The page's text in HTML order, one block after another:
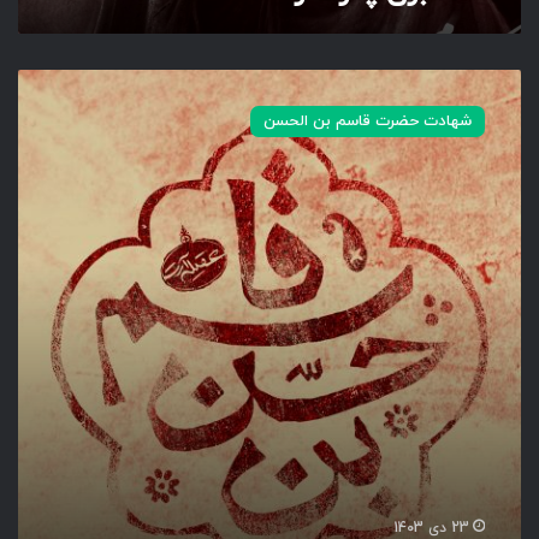
ق
ا
م
ب
ن
ا
ل
ح
س
شهادت حضرت قاسم بن الحسن
23 دی 1403